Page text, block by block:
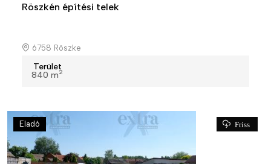
Röszkén építési telek
6758 Röszke
Terület
840 m2
Eladó Friss